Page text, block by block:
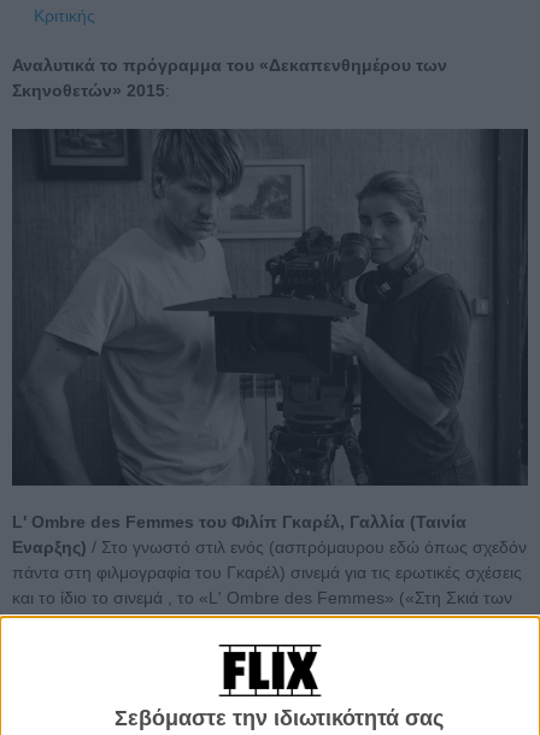
Σεβόμαστε την ιδιωτικότητά σας
Κριτικής
Αναλυτικά το πρόγραμμα του «Δεκαπενθημέρου των
Σκηνοθετών» 2015:
L' Ombre des Femmes του Φιλίπ Γκαρέλ, Γαλλία (Ταινία
Εναρξης) / Στο γνωστό στιλ ενός (ασπρόμαυρου εδώ όπως σχεδόν
πάντα στη φιλμογραφία του Γκαρέλ) σινεμά για τις ερωτικές σχέσεις
και το ίδιο το σινεμά , το «L' Οmbre des Femmes» («Στη Σκιά των
Γυναικών»), στο οποίο πρωταγωνιστούν η Κλοτίλντ Κουρό, η Λένα
Πόγκαμ και ο Στανισλάς Μεράρ αφηγείται την ιστορία του Πιερ και
της Μανόν, ενός ζευγαριού που γυρίζουν ντοκιμαντέρ χαμηλού
προϋπολογισμού, η σχέση των οποίων θα διαταραχθεί όταν ο Πιερ
θα ξεκινήσει ένα δεσμό με τη βοηθό του και θα αποκαλυφθεί πως